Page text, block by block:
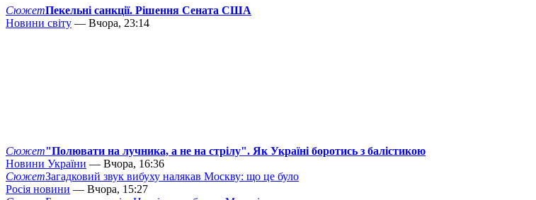
СюжетПекельні санкції. Рішення Сената США
Новини світу — Вчора, 23:14
Сюжет"Полювати на лучника, а не на стрілу". Як Україні боротись з балістикою
Новини України — Вчора, 16:36
СюжетЗагадковий звук вибуху налякав Москву: що це було
Росія новини — Вчора, 15:27